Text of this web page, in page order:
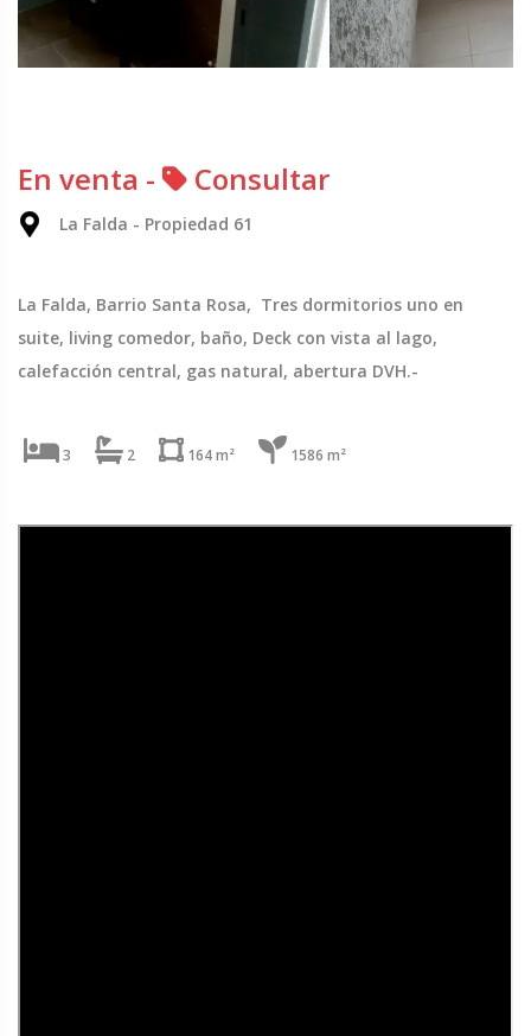
En venta - Consultar
La Falda - Propiedad 61
La Falda, Barrio Santa Rosa, Tres dormitorios uno en
suite, living comedor, baño, Deck con vista al lago,
calefacción central, gas natural, abertura DVH.-
3 2 164 m² 1586 m²